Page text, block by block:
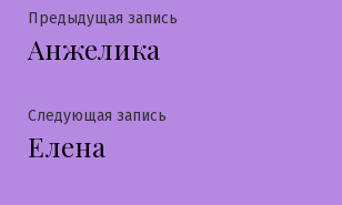
Навигация
по
записям
Предыдущая запись
Анжелика
Следующая запись
Елена